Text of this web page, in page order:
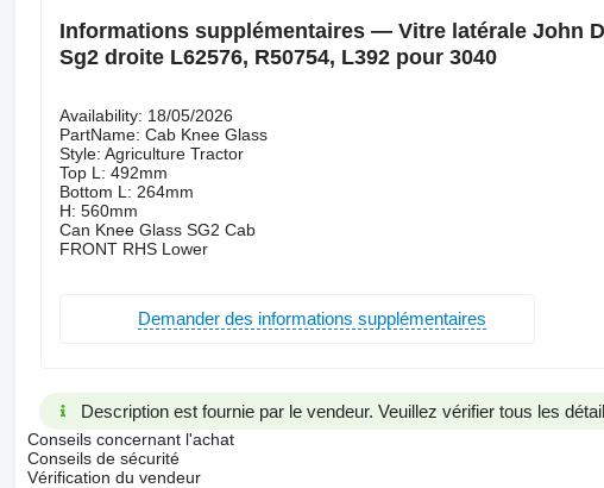
Informations supplémentaires — Vitre latérale John
Sg2 droite L62576, R50754, L392 pour 3040
Availability: 18/05/2026
PartName: Cab Knee Glass
Style: Agriculture Tractor
Top L: 492mm
Bottom L: 264mm
H: 560mm
Can Knee Glass SG2 Cab
FRONT RHS Lower
Demander des informations supplémentaires
Description est fournie par le vendeur. Veuillez vérifier tous les
Conseils concernant l'achat
Conseils de sécurité
Vérification du vendeur